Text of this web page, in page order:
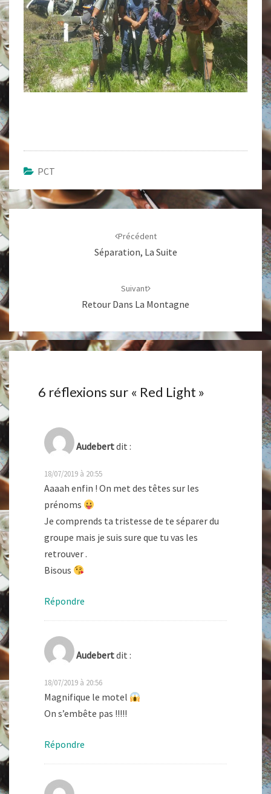
PCT
Navigation
d'article
Précédent
Séparation, La Suite
Suivant
Retour Dans La Montagne
6 réflexions sur « Red Light »
Audebertdit :
18/07/2019 à 20:55
Aaaah enfin ! On met des têtes sur les
prénoms
Je comprends ta tristesse de te séparer du
groupe mais je suis sure que tu vas les
retrouver .
Bisous
Répondre
Audebertdit :
18/07/2019 à 20:56
Magnifique le motel
On s’embête pas !!!!!
Répondre